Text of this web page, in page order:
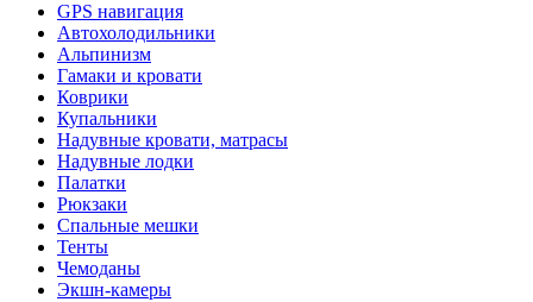
GPS навигация
Автохолодильники
Альпинизм
Гамаки и кровати
Коврики
Купальники
Надувные кровати, матрасы
Надувные лодки
Палатки
Рюкзаки
Спальные мешки
Тенты
Чемоданы
Экшн-камеры